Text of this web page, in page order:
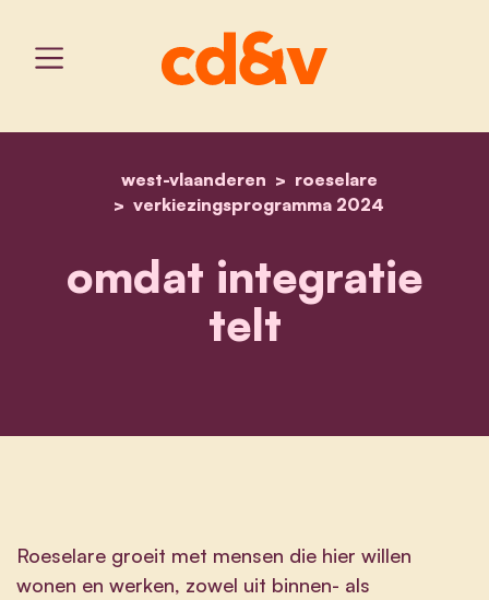
home
west-vlaanderen
roeselare
verkiezingsprogramma 2024
omdat integratie telt
omdat integratie
telt
Roeselare groeit met mensen die hier willen
wonen en werken, zowel uit binnen- als